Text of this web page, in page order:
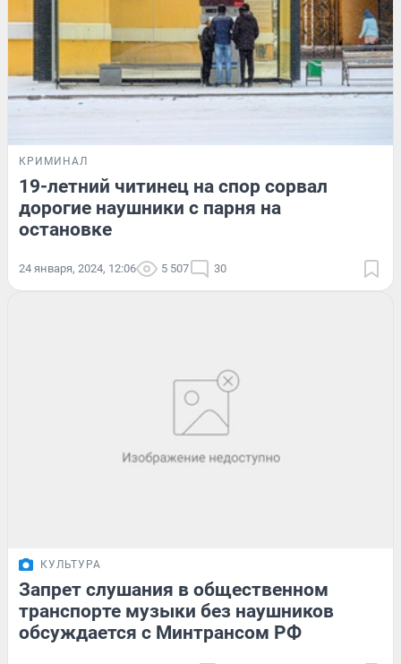
КРИМИНАЛ
19-летний читинец на спор сорвал
дорогие наушники с парня на
остановке
24 января, 2024, 12:06 5 507 30
КУЛЬТУРА
Запрет слушания в общественном
транспорте музыки без наушников
обсуждается с Минтрансом РФ